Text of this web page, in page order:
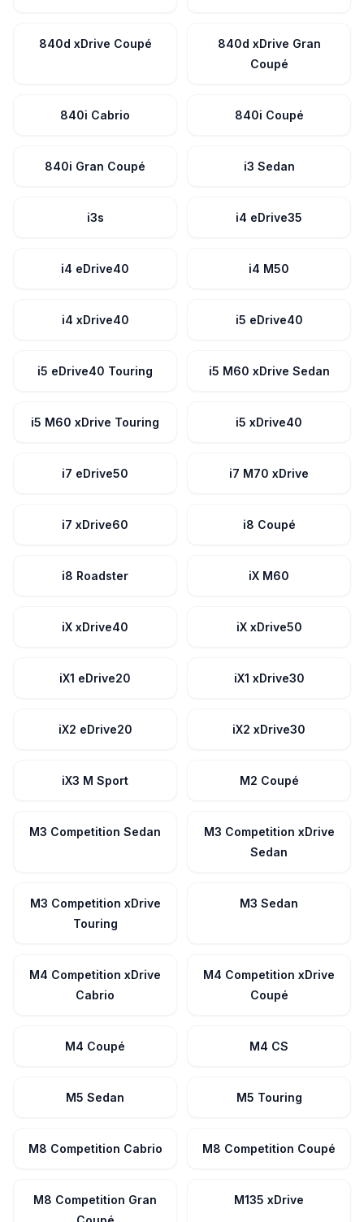
840d xDrive Coupé
840d xDrive Gran
Coupé
840i Cabrio 840i Coupé
840i Gran Coupé i3 Sedan
i3s i4 eDrive35
i4 eDrive40 i4 M50
i4 xDrive40 i5 eDrive40
i5 eDrive40 Touring i5 M60 xDrive Sedan
i5 M60 xDrive Touring i5 xDrive40
i7 eDrive50 i7 M70 xDrive
i7 xDrive60 i8 Coupé
i8 Roadster iX M60
iX xDrive40 iX xDrive50
iX1 eDrive20 iX1 xDrive30
iX2 eDrive20 iX2 xDrive30
iX3 M Sport M2 Coupé
M3 Competition Sedan
M3 Competition xDrive
Sedan
M3 Competition xDrive
Touring
M3 Sedan
M4 Competition xDrive
Cabrio
M4 Competition xDrive
Coupé
M4 Coupé M4 CS
M5 Sedan M5 Touring
M8 Competition Cabrio M8 Competition Coupé
M8 Competition Gran
M135 xDrive